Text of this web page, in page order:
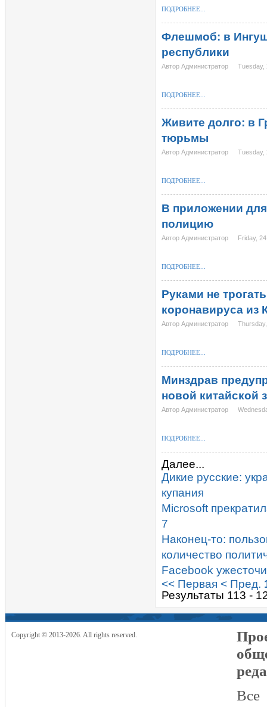
ПОДРОБНЕЕ...
Флешмоб: в
республики
Автор Администратор Tuesday,
ПОДРОБНЕЕ...
Живите долго: в
тюрьмы
Автор Администратор Tuesday,
ПОДРОБНЕЕ...
В приложении
полицию
Автор Администратор Friday,
ПОДРОБНЕЕ...
Руками не
коронавируса из
Автор Администратор
ПОДРОБНЕЕ...
Минздрав
новой китайской
Автор Администратор
ПОДРОБНЕЕ...
Далее...
Дикие русские:
купания
Microsoft
7
Наконец-то:
количество
Facebook
<< Первая < Пред.
Результаты 113 -
Copyright © 2013-2026. All rights reserved.